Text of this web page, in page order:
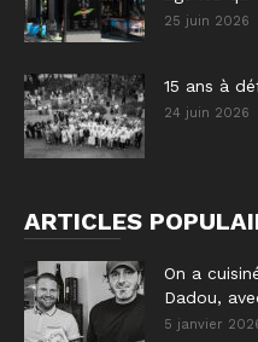
25 juin 2026
15 ans à
24 juin 2026
ARTICLES
On a
Dadou,
5 janvier